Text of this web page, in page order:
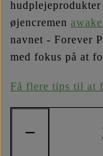
hudplejeprodukter
øjencremen
navnet - Forever
med fokus på at
Få flere tips til at
−